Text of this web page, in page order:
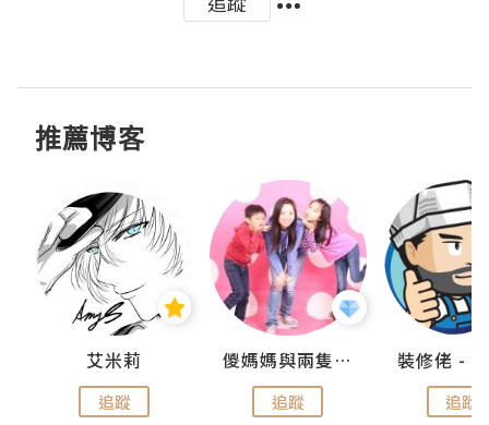
推薦博客
艾米莉
追蹤
儍媽媽與兩隻小魔怪之家
追蹤 追蹤